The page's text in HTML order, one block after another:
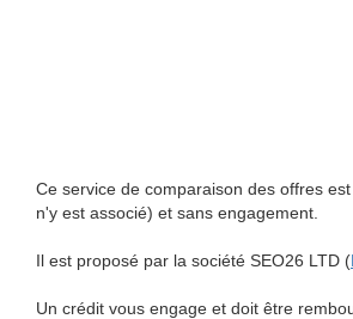
Ce service de comparaison des offres
n'y est associé) et sans engagement.
Il est proposé par la société SEO26 LTD (
Un crédit vous engage et doit être